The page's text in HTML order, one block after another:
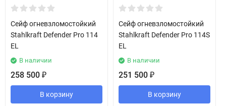
Сейф огневзломостойкий
Stahlkraft Defender Pro 114
EL
В наличии
258 500 ₽
В корзину
Сейф огневзломостойкий
Stahlkraft Defender Pro 114S
EL
В наличии
251 500 ₽
В корзину